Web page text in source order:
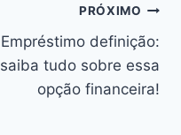
PRÓXIMO
Empréstimo definição:
saiba tudo sobre essa
opção financeira!